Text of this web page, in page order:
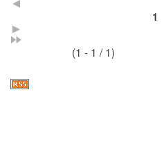
1
(1 - 1 / 1)